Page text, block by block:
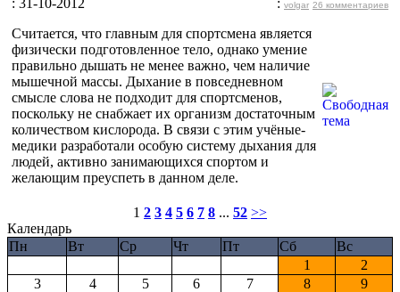
volgar 26 комментариев
Считается, что главным для спортсмена является
физически подготовленное тело, однако умение
правильно дышать не менее важно, чем наличие
мышечной массы. Дыхание в повседневном
смысле слова не подходит для спортсменов,
поскольку не снабжает их организм достаточным
количеством кислорода. В связи с этим учёные-
медики разработали особую систему дыхания для
людей, активно занимающихся спортом и
желающим преуспеть в данном деле.
1 2 3 4 5 6 7 8 ... 52 >>
Календарь
Пн
Вт Ср Чт Пт Сб
Вс
1
2
3
4 5 6 7 8
9